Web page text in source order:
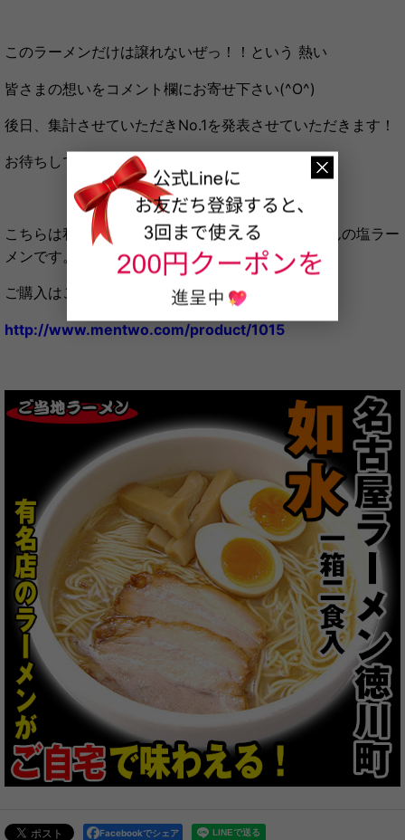
このラーメンだけは譲れないぜっ！！という 熱い
皆さまの想いをコメント欄にお寄せ下さい(^O^)
後日、集計させていただきNo.1を発表させていただきます！
お待ちしておりま～すo(*^▽^*)o
こちらは私が個人的に今食べたい、名古屋 如水さんの塩ラー
メンです。
ご購入はこちらから可能です♪
http://www.mentwo.com/product/1015
Facebookでシェア